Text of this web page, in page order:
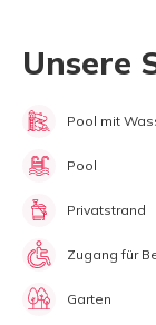
Unsere
Pool mit
Pool
Privatstrand
Zugang für
Garten